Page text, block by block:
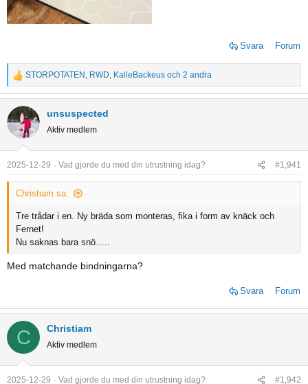
Svara Forum
R
e
a
c
t
i
o
n
STORPOTATEN , RWD, KalleBackeus och 2 andra
unsuspected
Aktiv medlem
2025-12-29 Vad gjorde du med din utrustning idag? #1,941
Christiam sa:
Tre trådar i en. Ny bräda som monteras, fika i form av knäck och
Fernet!
Nu saknas bara snö…..
Med matchande bindningarna?
Svara Forum
C Christiam
Aktiv medlem
2025-12-29 Vad gjorde du med din utrustning idag? #1,942